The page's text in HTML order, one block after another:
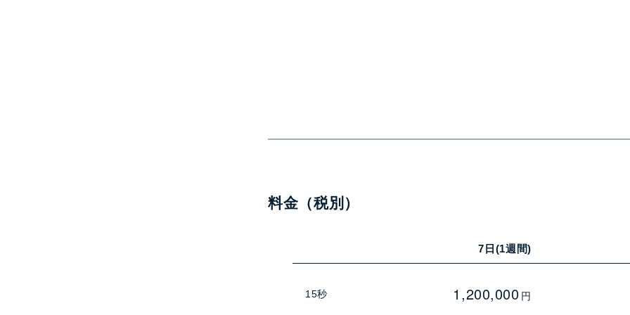
料金（税別）
7日(1週間)
15秒 1,200,000 円